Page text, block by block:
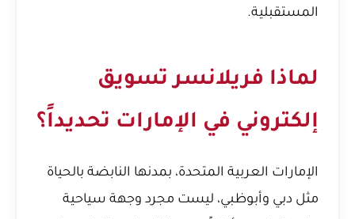
المستقبلية.
لماذا فريلانسر تسويق
إلكتروني في الإمارات تحديداً؟
الإمارات العربية المتحدة، بمدنها النابضة بالحياة
مثل دبي وأبوظبي، ليست مجرد وجهة سياحية